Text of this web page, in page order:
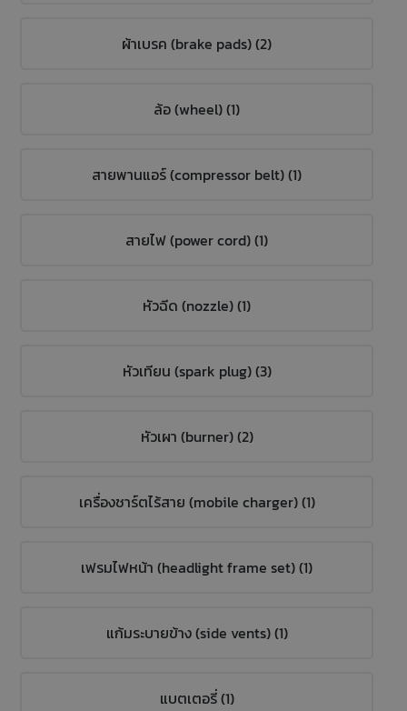
ผ้าเบรค (brake pads) (2)
ล้อ (wheel) (1)
สายพานแอร์ (compressor belt) (1)
สายไฟ (power cord) (1)
หัวฉีด (nozzle) (1)
หัวเทียน (spark plug) (3)
หัวเผา (burner) (2)
เครื่องชาร์ตไร้สาย (mobile charger) (1)
เฟรมไฟหน้า (headlight frame set) (1)
แก้มระบายข้าง (side vents) (1)
แบตเตอรี่ (1)